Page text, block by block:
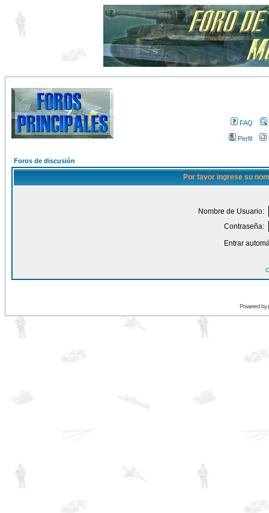
FAQ
Perfil
Foros de discusión
Por favor ingrese su
Nombre de Usuario:
Contraseña:
Entrar
Powered by